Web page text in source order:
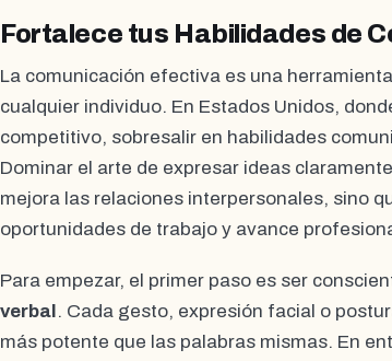
Fortalece tus Habilidades de
La comunicación efectiva es una
cualquier individuo. En Estados Unidos,
competitivo, sobresalir en habilidades
Dominar el arte de expresar ideas
mejora las relaciones interpersonales, sino
oportunidades de trabajo y avance
Para empezar, el primer paso es ser
verbal . Cada gesto, expresión facial o
más potente que las palabras mismas. En